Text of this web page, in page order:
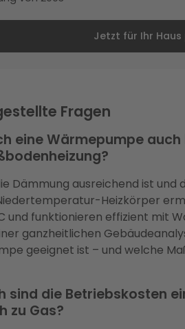
Jetzt für Ihr Haus
Fragen
eine Wärmepumpe
Dämmung ausreichend ist und
Heizkörper
und funktionieren effizient mit
ganzheitlichen
geeignet ist – und welche
sind die Betriebskosten
zu Gas?